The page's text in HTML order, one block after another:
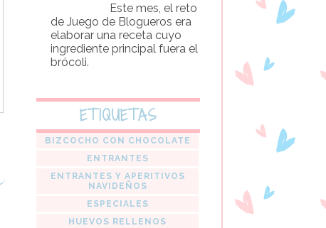
Este mes, el reto
de Juego de Blogueros era
elaborar una receta cuyo
ingrediente principal fuera el
brócoli.
ETIQUETAS
BIZCOCHO CON CHOCOLATE
ENTRANTES
ENTRANTES Y APERITIVOS
NAVIDEÑOS
ESPECIALES
HUEVOS RELLENOS